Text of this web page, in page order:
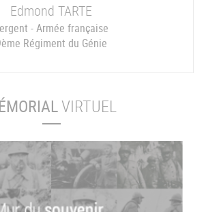
Edmond TARTE
- Armée française
Régiment du Génie
VIRTUEL